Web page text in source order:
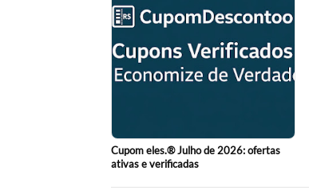
Cupom eles.® Julho de 2026: ofertas
ativas e verificadas